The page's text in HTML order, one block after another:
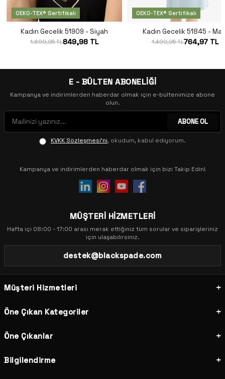
OEKO-TEX® Sertifikalı
Kadın Gecelik 51909 - Siyah
1.699,95 TL849,98 TL
OEKO-TEX® Sertifikalı
Kadın Gecelik 51845 -
1.499,95 TL764,97 TL
E - BÜLTEN ABONELİĞİ
Kampanya ve indirimlerden haberdar olmak için e-bültenimize abone
olun.
ABONE OL
KVKK Sözleşmesi'ni, okudum, kabul ediyorum.
Kampanya ve indirimlerden haberdar olmak için bizi Takip Edin!
MÜŞTERİ HİZMETLERİ
Hafta içi 08:00 - 17:00 arası merak ettiğiniz tüm sorular ve siparişleriniz
için ulaşabilirsiniz.
destek@blackspade.com
Müşteri Hizmetleri
Öne Çıkan Kategoriler
Öne Çıkanlar
Bilgilendirme